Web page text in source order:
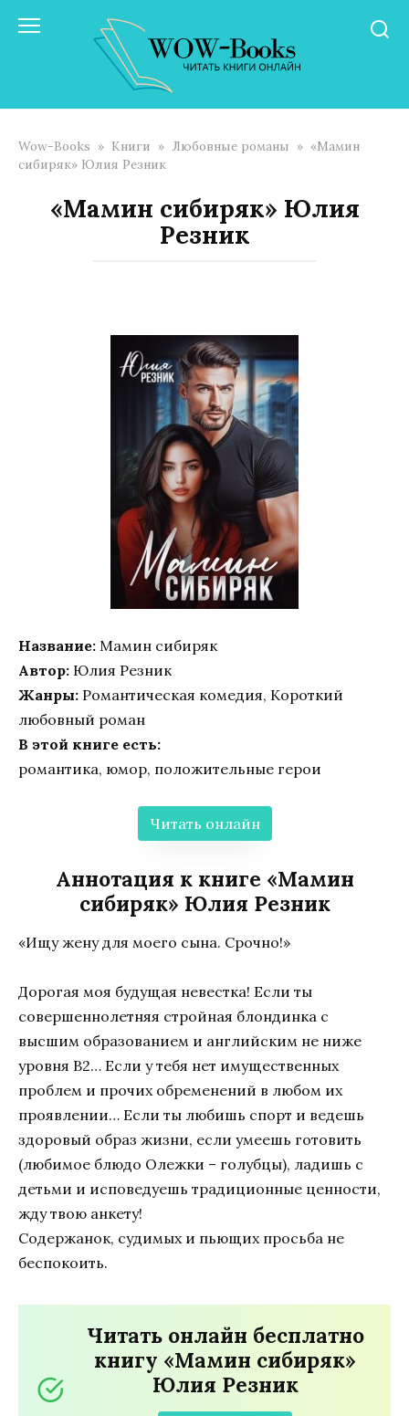
Wow-Books » Книги » Любовные романы » «Мамин
сибиряк» Юлия Резник
«Мамин сибиряк» Юлия
Резник
Название: Мамин сибиряк
Автор: Юлия Резник
Жанры: Романтическая комедия, Короткий
любовный роман
В этой книге есть:
романтика, юмор, положительные герои
Читать онлайн
Аннотация к книге «Мамин
сибиряк» Юлия Резник
«Ищу жену для моего сына. Срочно!»
Дорогая моя будущая невестка! Если ты
совершеннолетняя стройная блондинка с
высшим образованием и английским не ниже
уровня В2… Если у тебя нет имущественных
проблем и прочих обременений в любом их
проявлении… Если ты любишь спорт и ведешь
здоровый образ жизни, если умеешь готовить
(любимое блюдо Олежки – голубцы), ладишь с
детьми и исповедуешь традиционные ценности,
жду твою анкету!
Содержанок, судимых и пьющих просьба не
беспокоить.
Читать онлайн бесплатно
книгу «Мамин сибиряк»
Юлия Резник